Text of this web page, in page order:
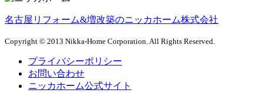
名古屋リフォーム&増改築のニッカホーム株式会社
Copyright © 2013 Nikka-Home Corporation. All Rights Reserved.
プライバシーポリシー
お問い合わせ
ニッカホーム公式サイト